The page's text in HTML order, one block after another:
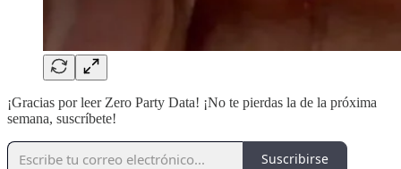
¡Gracias por leer Zero Party Data! ¡No te pierdas la de la próxima
semana, suscríbete!
Suscribirse